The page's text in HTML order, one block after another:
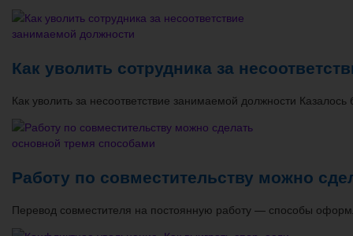
Как уволить сотрудника за
Как уволить за несоответствие занимаемой должности
Работу по совместительству можно
Перевод совместителя на постоянную работу — способы